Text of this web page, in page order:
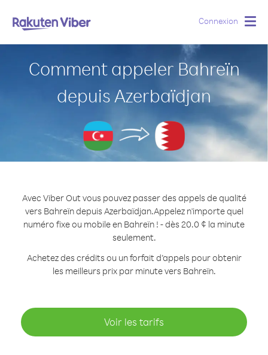
Connexion
Comment appeler Bahreïn
depuis Azerbaïdjan
Avec Viber Out vous pouvez passer des appels de qualité
vers Bahreïn depuis Azerbaïdjan.Appelez n'importe quel
numéro fixe ou mobile en Bahreïn ! - dès 20.0 ¢ la minute
seulement.
Achetez des crédits ou un forfait d’appels pour obtenir
les meilleurs prix par minute vers Bahreïn.
Voir les tarifs